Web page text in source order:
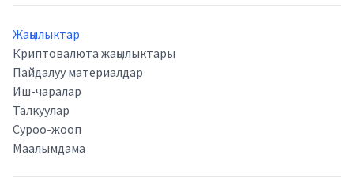
Жаңылыктар
Криптовалюта жаңылыктары
Пайдалуу материалдар
Иш-чаралар
Талкуулар
Суроо-жооп
Маалымдама